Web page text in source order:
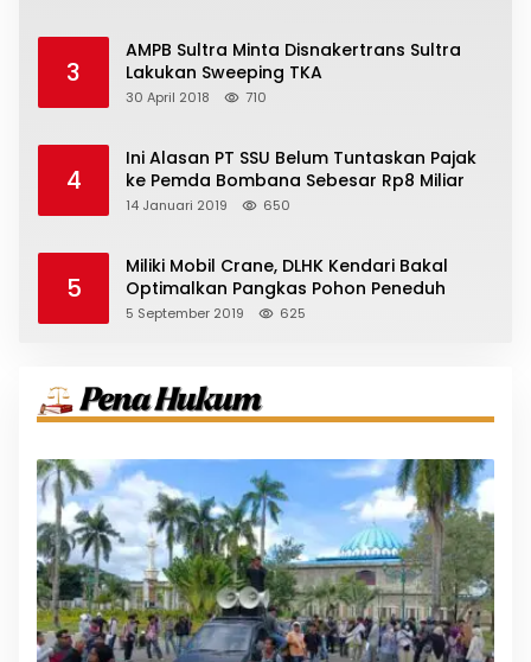
3
AMPB Sultra Minta Disnakertrans Sultra
Lakukan Sweeping TKA
30 April 2018 710
4
Ini Alasan PT SSU Belum Tuntaskan Pajak
ke Pemda Bombana Sebesar Rp8 Miliar
14 Januari 2019 650
5
Miliki Mobil Crane, DLHK Kendari Bakal
Optimalkan Pangkas Pohon Peneduh
5 September 2019 625